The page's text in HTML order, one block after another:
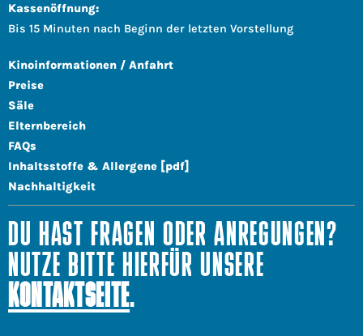
Kassenöffnung:
Bis 15 Minuten nach Beginn der letzten Vorstellung
Kinoinformationen / Anfahrt
Preise
Säle
Elternbereich
FAQs
Inhaltsstoffe & Allergene [pdf]
Nachhaltigkeit
DU HAST FRAGEN ODER ANREGUNGEN?
NUTZE BITTE HIERFÜR UNSERE
KONTAKTSEITE.